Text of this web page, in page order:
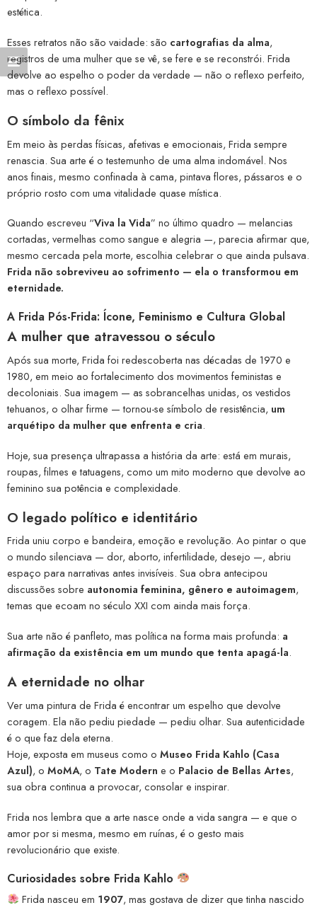
estética.
Esses retratos não são vaidade: são cartografias da alma,
registros de uma mulher que se vê, se fere e se reconstrói. Frida
devolve ao espelho o poder da verdade — não o reflexo perfeito,
mas o reflexo possível.
O símbolo da fênix
Em meio às perdas físicas, afetivas e emocionais, Frida sempre
renascia. Sua arte é o testemunho de uma alma indomável. Nos
anos finais, mesmo confinada à cama, pintava flores, pássaros e o
próprio rosto com uma vitalidade quase mística.
Quando escreveu “Viva la Vida” no último quadro — melancias
cortadas, vermelhas como sangue e alegria —, parecia afirmar que,
mesmo cercada pela morte, escolhia celebrar o que ainda pulsava.
Frida não sobreviveu ao sofrimento — ela o transformou em
eternidade.
A Frida Pós-Frida: Ícone, Feminismo e Cultura Global
A mulher que atravessou o século
Após sua morte, Frida foi redescoberta nas décadas de 1970 e
1980, em meio ao fortalecimento dos movimentos feministas e
decoloniais. Sua imagem — as sobrancelhas unidas, os vestidos
tehuanos, o olhar firme — tornou-se símbolo de resistência, um
arquétipo da mulher que enfrenta e cria.
Hoje, sua presença ultrapassa a história da arte: está em murais,
roupas, filmes e tatuagens, como um mito moderno que devolve ao
feminino sua potência e complexidade.
O legado político e identitário
Frida uniu corpo e bandeira, emoção e revolução. Ao pintar o que
o mundo silenciava — dor, aborto, infertilidade, desejo —, abriu
espaço para narrativas antes invisíveis. Sua obra antecipou
discussões sobre autonomia feminina, gênero e autoimagem,
temas que ecoam no século XXI com ainda mais força.
Sua arte não é panfleto, mas política na forma mais profunda: a
afirmação da existência em um mundo que tenta apagá-la.
A eternidade no olhar
Ver uma pintura de Frida é encontrar um espelho que devolve
coragem. Ela não pediu piedade — pediu olhar. Sua autenticidade
é o que faz dela eterna.
Hoje, exposta em museus como o Museo Frida Kahlo (Casa
Azul), o MoMA, o Tate Modern e o Palacio de Bellas Artes,
sua obra continua a provocar, consolar e inspirar.
Frida nos lembra que a arte nasce onde a vida sangra — e que o
amor por si mesma, mesmo em ruínas, é o gesto mais
revolucionário que existe.
Curiosidades sobre Frida Kahlo
Frida nasceu em 1907, mas gostava de dizer que tinha nascido